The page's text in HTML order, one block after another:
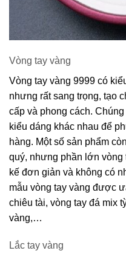
Vòng tay vàng
Vòng tay vàng 9999 có
nhưng rất sang trọng, tạo
cấp và phong cách.
kiểu dáng khác nhau để
hàng. Một số sản phẩm
quý, nhưng phần lớn
kế đơn giản và không có
mẫu vòng tay vàng được
chiêu tài, vòng tay đá mix
vàng,…
Lắc tay vàng